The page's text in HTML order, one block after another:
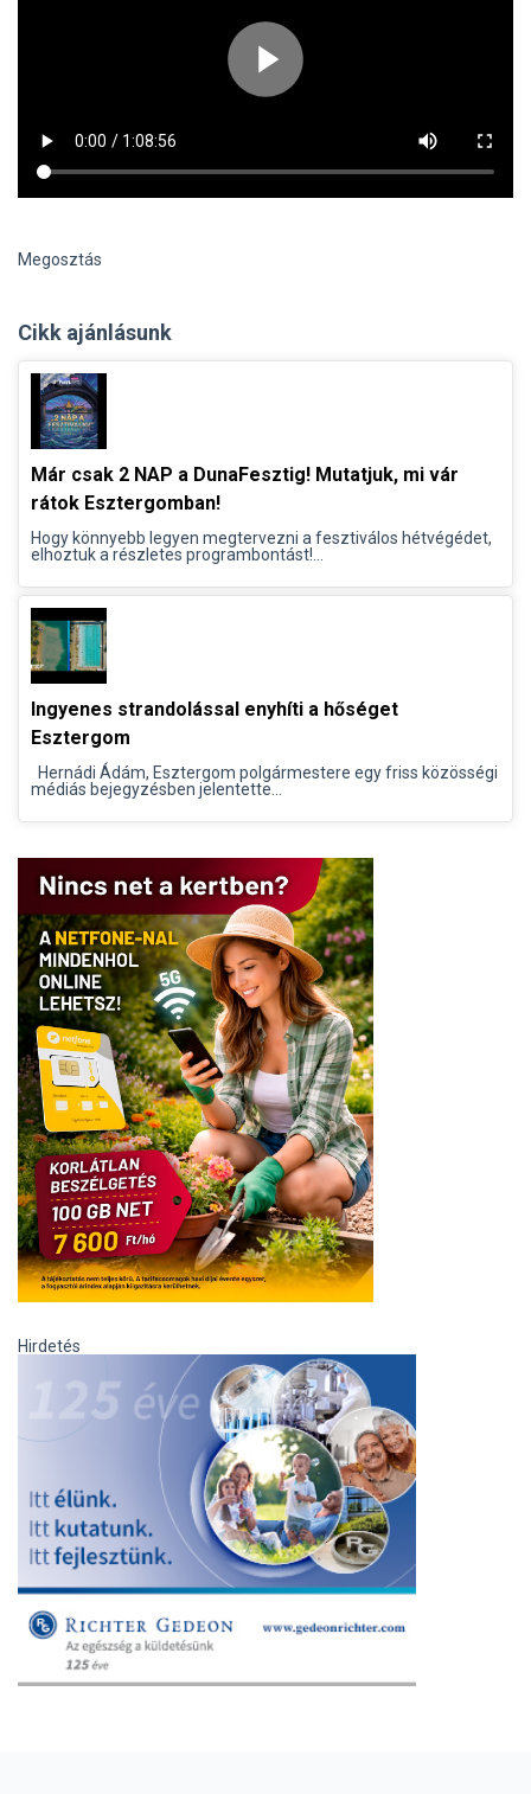
Megosztás
Cikk ajánlásunk
Már csak 2 NAP a DunaFesztig! Mutatjuk, mi vár
rátok Esztergomban!
Hogy könnyebb legyen megtervezni a fesztiválos hétvégédet,
elhoztuk a részletes programbontást!...
Ingyenes strandolással enyhíti a hőséget
Esztergom
Hernádi Ádám, Esztergom polgármestere egy friss közösségi
médiás bejegyzésben jelentette...
Hirdetés